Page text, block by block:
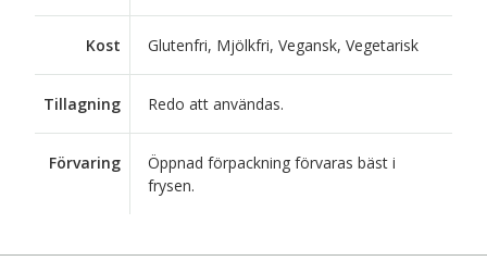
Kost Glutenfri, Mjölkfri, Vegansk, Vegetarisk
Tillagning Redo att användas.
Förvaring
Öppnad förpackning förvaras bäst i
frysen.